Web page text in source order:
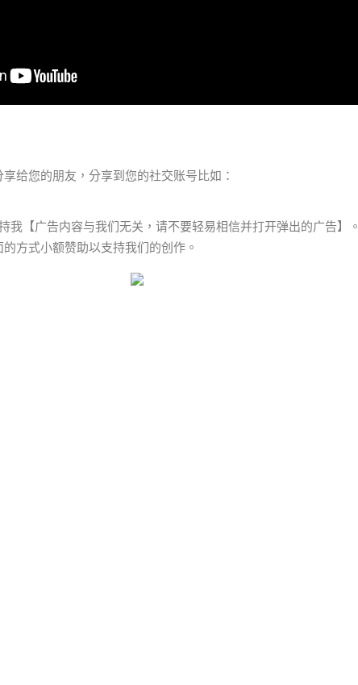
给您的朋友，分享到您的社交账号比如：
我【广告内容与我们无关，请不要轻易相信并打开弹出的广告】。
方式小额赞助以支持我们的创作。